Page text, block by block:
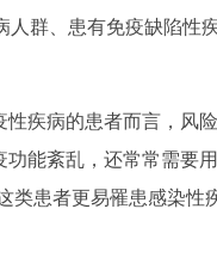
人群、患有免疫缺陷性
病的患者而言，风
能紊乱，还常常需要
类患者更易罹患感染